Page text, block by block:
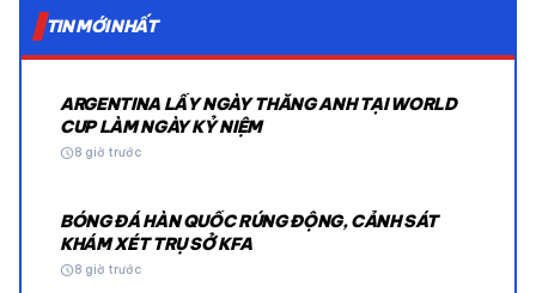
TIN MỚI NHẤT
ARGENTINA LẤY NGÀY THẮNG ANH TẠI WORLD
CUP LÀM NGÀY KỶ NIỆM
schedule8 giờ trước
BÓNG ĐÁ HÀN QUỐC RÚNG ĐỘNG, CẢNH SÁT
KHÁM XÉT TRỤ SỞ KFA
schedule8 giờ trước